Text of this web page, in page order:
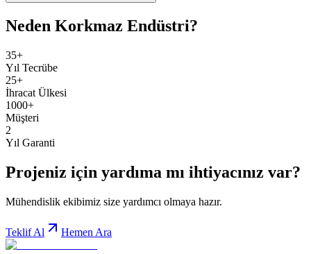
Neden Korkmaz Endüstri?
35+
Yıl Tecrübe
25+
İhracat Ülkesi
1000+
Müşteri
2
Yıl Garanti
Projeniz için yardıma mı ihtiyacınız var?
Mühendislik ekibimiz size yardımcı olmaya hazır.
Teklif Al Hemen Ara